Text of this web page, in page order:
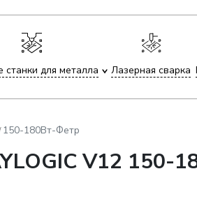
станки для металла Лазерная сварка
150-180Вт-Фетр
V12 150-